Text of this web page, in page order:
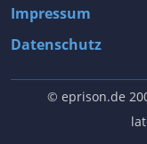
Impressum
Datenschutz
© eprison.de